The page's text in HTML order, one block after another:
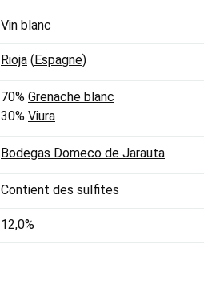
Vin blanc
Rioja (Espagne)
70% Grenache blanc
30% Viura
Bodegas Domeco de Jarauta
Contient des sulfites
12,0%